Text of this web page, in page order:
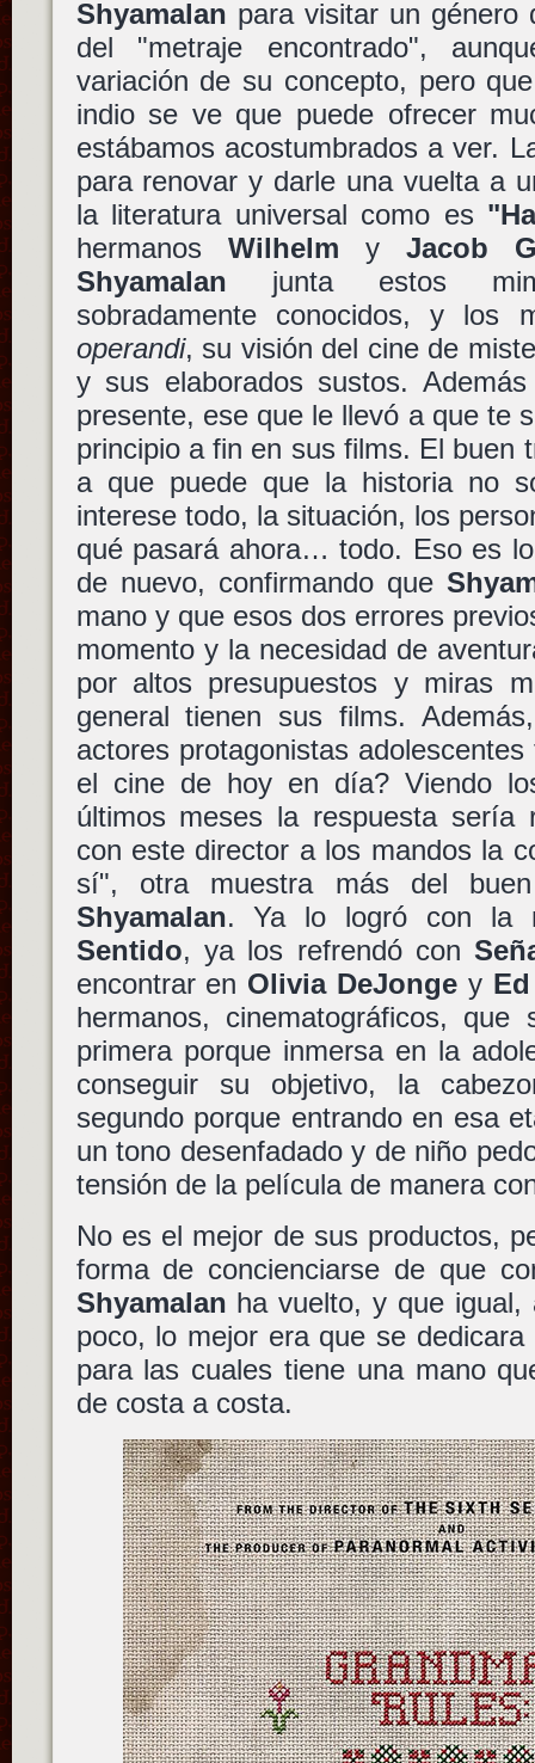
Shyamalan para visitar un género
del "metraje encontrado",
variación de su concepto, pero
indio se ve que puede ofrecer
estábamos acostumbrados a ver.
para renovar y darle una vuelta a
la literatura universal como es
hermanos Wilhelm y Jacob
Shyamalan junta estos
sobradamente conocidos, y
operandi, su visión del cine de
y sus elaborados sustos.
presente, ese que le llevó a que te
principio a fin en sus films. El buen
a que puede que la historia no
interese todo, la situación, los
qué pasará ahora… todo. Eso es
de nuevo, confirmando que
mano y que esos dos errores
momento y la necesidad de
por altos presupuestos y miras
general tienen sus films.
actores protagonistas
el cine de hoy en día? Viendo
últimos meses la respuesta sería
con este director a los mandos la
sí", otra muestra más del
Shyamalan. Ya lo logró con la
Sentido, ya los refrendó con
encontrar en Olivia DeJonge y
hermanos, cinematográficos,
primera porque inmersa en la
conseguir su objetivo, la
segundo porque entrando en esa
un tono desenfadado y de niño
tensión de la película de manera
No es el mejor de sus productos,
forma de concienciarse de que
Shyamalan ha vuelto, y que igual,
poco, lo mejor era que se
para las cuales tiene una mano
de costa a costa.